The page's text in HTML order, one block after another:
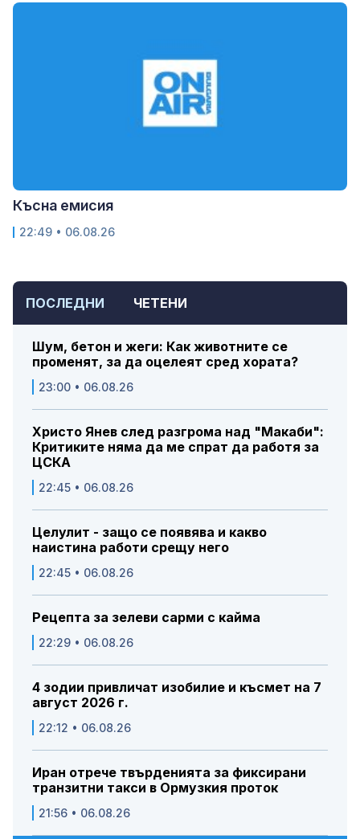
ПОСЛЕДНИ ЧЕТЕНИ
Шум, бетон и жеги: Как животните се
променят, за да оцелеят сред хората?
23:00 • 06.08.26
Христо Янев след разгрома над "Макаби":
Критиките няма да ме спрат да работя за
ЦСКА
22:45 • 06.08.26
Целулит - защо се появява и какво
наистина работи срещу него
22:45 • 06.08.26
Рецепта за зелеви сарми с кайма
22:29 • 06.08.26
4 зодии привличат изобилие и късмет на 7
август 2026 г.
22:12 • 06.08.26
Иран отрече твърденията за фиксирани
транзитни такси в Ормузкия проток
21:56 • 06.08.26
Късна емисия
22:49 • 06.08.26